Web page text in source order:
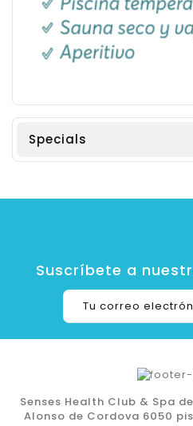
Specials
Suscríbete a
Senses Health Club & Spa
Alonso de Cordova 6050